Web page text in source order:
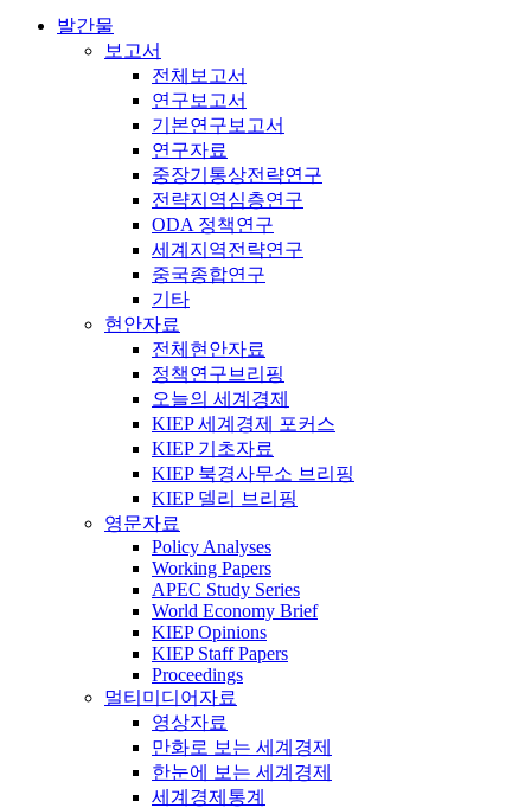
발간물
보고서
전체보고서
연구보고서
기본연구보고서
연구자료
중장기통상전략연구
전략지역심층연구
ODA 정책연구
세계지역전략연구
중국종합연구
기타
현안자료
전체현안자료
정책연구브리핑
오늘의 세계경제
KIEP 세계경제 포커스
KIEP 기초자료
KIEP 북경사무소 브리핑
KIEP 델리 브리핑
영문자료
Policy Analyses
Working Papers
APEC Study Series
World Economy Brief
KIEP Opinions
KIEP Staff Papers
Proceedings
멀티미디어자료
영상자료
만화로 보는 세계경제
한눈에 보는 세계경제
세계경제통계